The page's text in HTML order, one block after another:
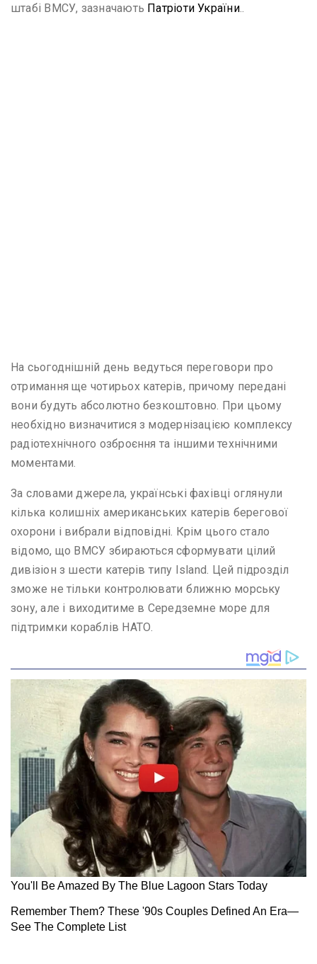
штабі ВМСУ, зазначають Патріоти України..
На сьогоднішній день ведуться переговори про
отримання ще чотирьох катерів, причому передані
вони будуть абсолютно безкоштовно. При цьому
необхідно визначитися з модернізацією комплексу
радіотехнічного озброєння та іншими технічними
моментами.
За словами джерела, українські фахівці оглянули
кілька колишніх американських катерів берегової
охорони і вибрали відповідні. Крім цього стало
відомо, що ВМСУ збираються сформувати цілий
дивізіон з шести катерів типу Island. Цей підрозділ
зможе не тільки контролювати ближню морську
зону, але і виходитиме в Середземне море для
підтримки кораблів НАТО.